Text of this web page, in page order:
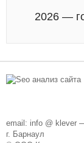
2026 —
email: info @ klever
г. Барнаул